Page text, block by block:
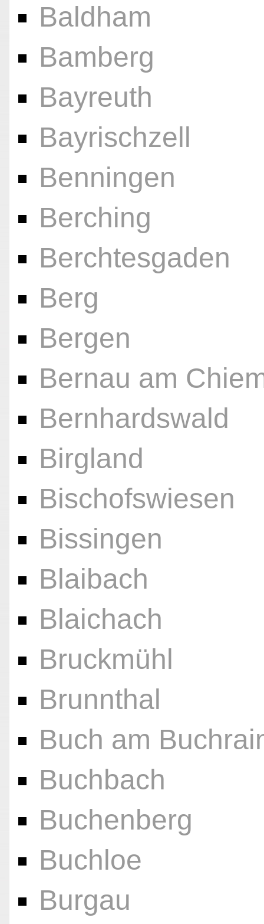
Baldham
Bamberg
Bayreuth
Bayrischzell
Benningen
Berching
Berchtesgaden
Berg
Bergen
Bernau am
Bernhardswald
Birgland
Bischofswiesen
Bissingen
Blaibach
Blaichach
Bruckmühl
Brunnthal
Buch am
Buchbach
Buchenberg
Buchloe
Burgau